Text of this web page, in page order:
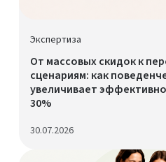
Экспертиза
От массовых скидок к
сценариям: как
увеличивает
30%
30.07.2026